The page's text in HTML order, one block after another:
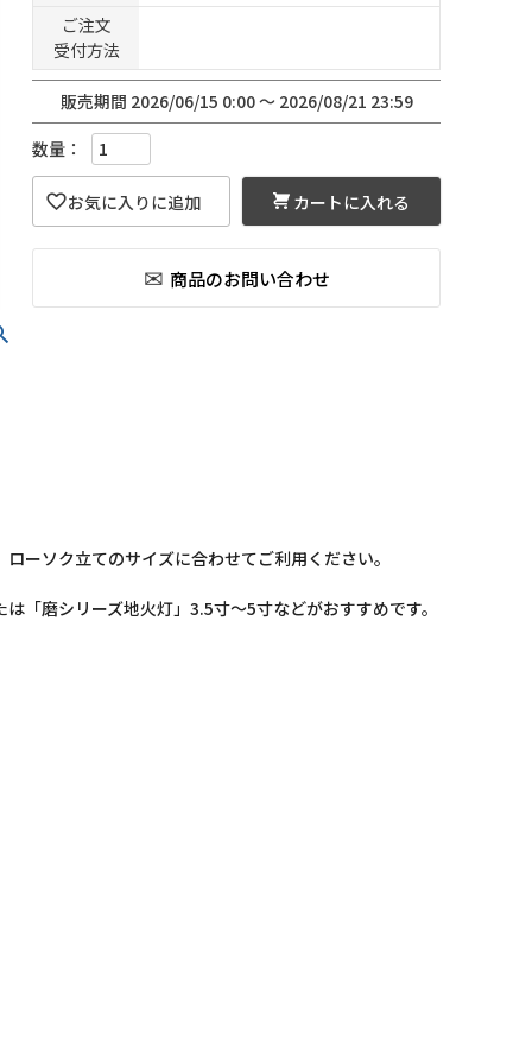
ご注文
受付方法
販売期間 2026/06/15 0:00〜 2026/08/21 23:59
カートに入れる
ーソク立てのサイズに合わせてご利用ください。
「磨シリーズ地火灯」3.5寸～5寸などがおすすめです。